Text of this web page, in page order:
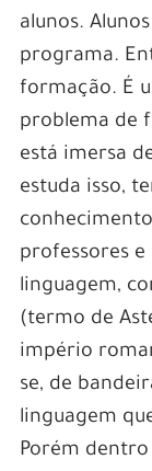
alunos.
programa.
formação. É
problema de
está imersa
estuda isso,
professores e
linguagem,
(termo de
império
se, de
linguagem
Porém